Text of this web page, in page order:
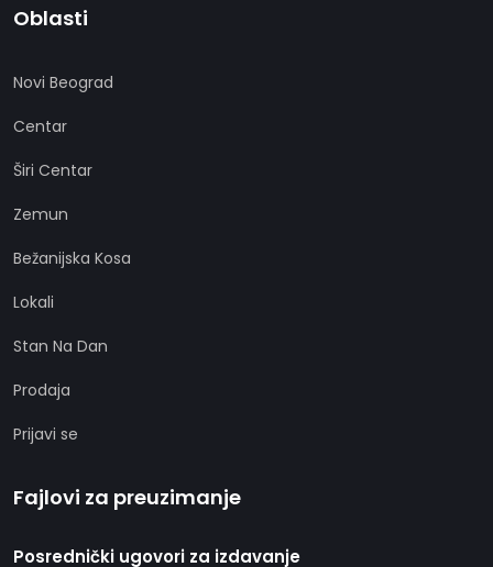
Oblasti
Novi Beograd
Centar
Širi Centar
Zemun
Bežanijska Kosa
Lokali
Stan Na Dan
Prodaja
Prijavi se
Fajlovi za preuzimanje
Posrednički ugovori za izdavanje